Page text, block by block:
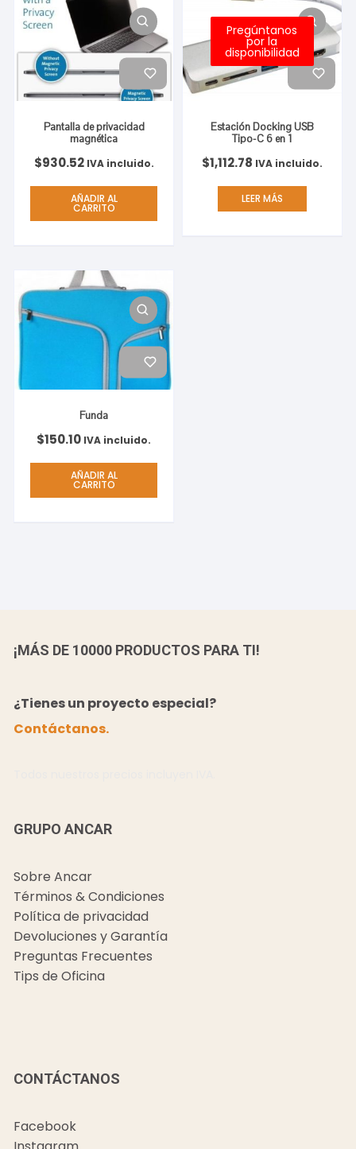
Pantalla de privacidad
magnética
$930.52 IVA incluido.
AÑADIR AL
CARRITO
Pregúntanos
por la
disponibilidad
Estación Docking USB
Tipo-C 6 en 1
$1,112.78 IVA incluido.
LEER MÁS
Funda
$150.10 IVA incluido.
AÑADIR AL
CARRITO
¡MÁS DE 10000 PRODUCTOS PARA TI!
¿Tienes un proyecto especial?
Contáctanos.
GRUPO ANCAR
Sobre Ancar
Términos & Condiciones
Política de privacidad
Devoluciones y Garantía
Preguntas Frecuentes
Tips de Oficina
CONTÁCTANOS
Facebook